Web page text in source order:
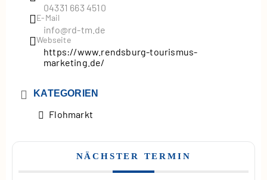
04331 663 4510
E-Mail
info@rd-tm.de
Webseite
https://www.rendsburg-tourismus-
marketing.de/
KATEGORIEN
Flohmarkt
NÄCHSTER TERMIN